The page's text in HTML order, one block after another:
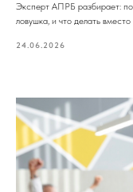
Эксперт АПРБ разбирает:
ловушка, и что делать
24.06.2026